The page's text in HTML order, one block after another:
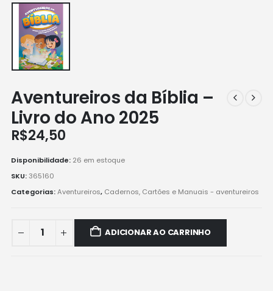
Aventureiros da Bíblia –
Livro do Ano 2025
R$24,50
Disponibilidade: 26 em estoque
SKU:365160
Categorias:Aventureiros, Cadernos, Cartões e Manuais - aventureiros
ADICIONAR AO CARRINHO